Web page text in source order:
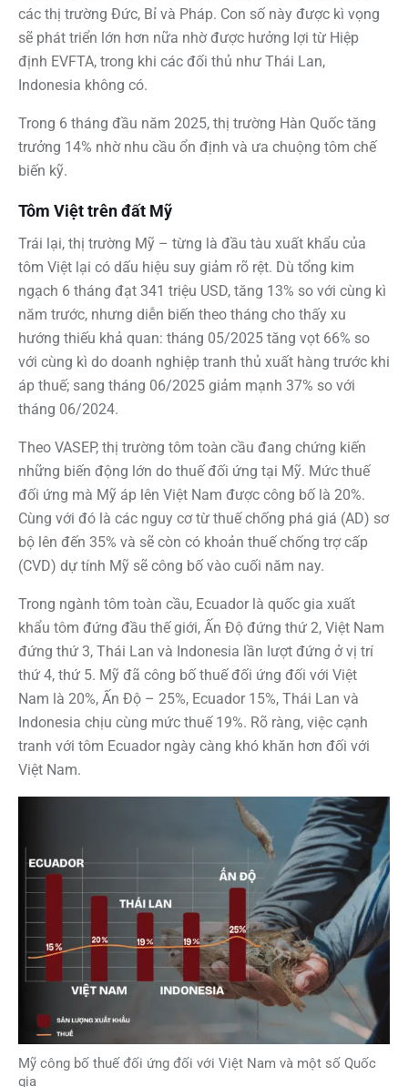
các thị trường Đức, Bỉ và Pháp. Con số này được kì vọng
sẽ phát triển lớn hơn nữa nhờ được hưởng lợi từ Hiệp
định EVFTA, trong khi các đối thủ như Thái Lan,
Indonesia không có.
Trong 6 tháng đầu năm 2025, thị trường Hàn Quốc tăng
trưởng 14% nhờ nhu cầu ổn định và ưa chuộng tôm chế
biến kỹ.
Tôm Việt trên đất Mỹ
Trái lại, thị trường Mỹ – từng là đầu tàu xuất khẩu của
tôm Việt lại có dấu hiệu suy giảm rõ rệt. Dù tổng kim
ngạch 6 tháng đạt 341 triệu USD, tăng 13% so với cùng kì
năm trước, nhưng diễn biến theo tháng cho thấy xu
hướng thiếu khả quan: tháng 05/2025 tăng vọt 66% so
với cùng kì do doanh nghiệp tranh thủ xuất hàng trước khi
áp thuế; sang tháng 06/2025 giảm mạnh 37% so với
tháng 06/2024.
Theo VASEP, thị trường tôm toàn cầu đang chứng kiến
những biến động lớn do thuế đối ứng tại Mỹ. Mức thuế
đối ứng mà Mỹ áp lên Việt Nam được công bố là 20%.
Cùng với đó là các nguy cơ từ thuế chống phá giá (AD) sơ
bộ lên đến 35% và sẽ còn có khoản thuế chống trợ cấp
(CVD) dự tính Mỹ sẽ công bố vào cuối năm nay.
Trong ngành tôm toàn cầu, Ecuador là quốc gia xuất
khẩu tôm đứng đầu thế giới, Ấn Độ đứng thứ 2, Việt Nam
đứng thứ 3, Thái Lan và Indonesia lần lượt đứng ở vị trí
thứ 4, thứ 5. Mỹ đã công bố thuế đối ứng đối với Việt
Nam là 20%, Ấn Độ – 25%, Ecuador 15%, Thái Lan và
Indonesia chịu cùng mức thuế 19%. Rõ ràng, việc cạnh
tranh với tôm Ecuador ngày càng khó khăn hơn đối với
Việt Nam.
Mỹ công bố thuế đối ứng đối với Việt Nam và một số Quốc
gia